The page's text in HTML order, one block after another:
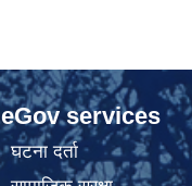
eGov services
घटना दर्ता